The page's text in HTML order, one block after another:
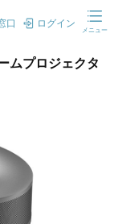
口 ログイン
メニュー
ムプロジェクタ